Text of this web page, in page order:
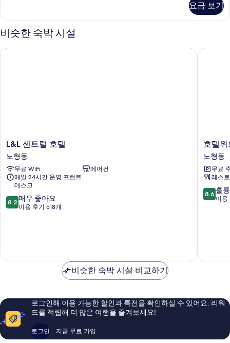
두
보
기
블
룸
자
히
요금 보기
비슷한 숙박 시설
L&L
센
트
럴
호
노
형
L&L 센트럴 호텔
노형동
무료 WiFi
에어컨
매일 24시간 운영 프런트
데스크
10
점
매
요,
용
후
8.2 매우 좋아요
이용 후기 518개
L&L 센트럴 호텔
호
텔
위
드
제
주
노
호텔
노형동
무료
레스
10
점
륭
용
8.6 훌
이용
호텔위
비슷한 숙박 시설 비교하기
로그인해 이용 가능한 할인과 특전을 확인하실 수 있어요. 리워
드를 적립해 더 많은 여행을 즐겨보세요!
로그인 지금 무료 가입